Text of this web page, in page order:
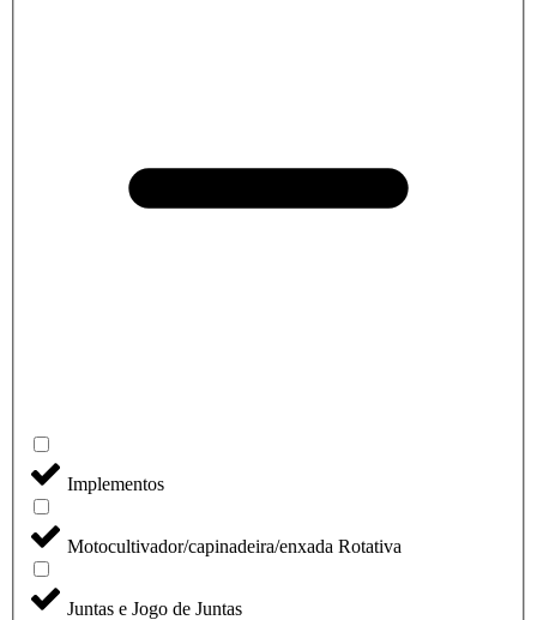
Implementos
Motocultivador/capinadeira/enxada Rotativa
Juntas e Jogo de Juntas